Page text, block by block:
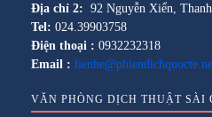
Địa chỉ 2: 92 Nguyễn Xiển,
Tel: 024.39903758
Điện thoại : 0932232318
Email :
VĂN PHÒNG DỊCH THUẬT SÀI